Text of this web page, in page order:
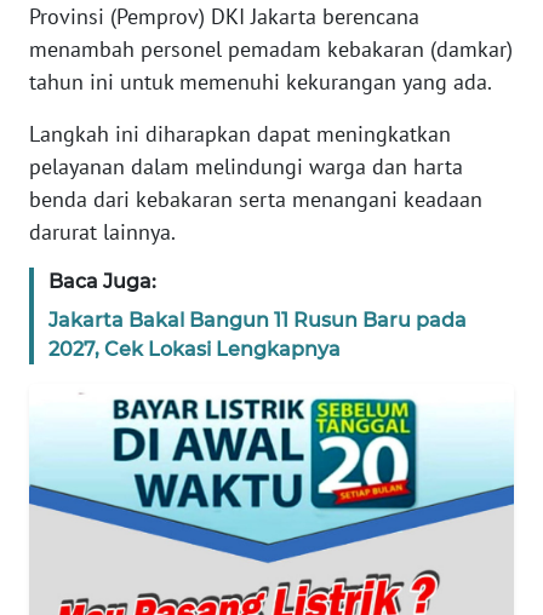
Provinsi (Pemprov) DKI Jakarta berencana
menambah personel pemadam kebakaran (damkar)
tahun ini untuk memenuhi kekurangan yang ada.
Langkah ini diharapkan dapat meningkatkan
pelayanan dalam melindungi warga dan harta
benda dari kebakaran serta menangani keadaan
darurat lainnya.
Baca Juga:
Jakarta Bakal Bangun 11 Rusun Baru pada
2027, Cek Lokasi Lengkapnya
DISCLAIMER
Wahana
News
Regional
SUMUT
WN